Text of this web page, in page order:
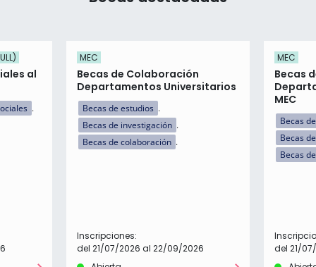
al
MEC
Becas de Colaboración
Departamentos Universitarios
Becas de estudios
Becas de investigación
Becas de colaboración
Inscripciones:
del 21/07/2026 al 22/09/2026
MEC
Becas
MEC
Becas
Becas
Becas
del 21/